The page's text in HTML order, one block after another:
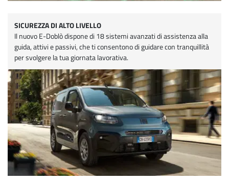
SICUREZZA DI ALTO LIVELLO
Il nuovo E-Doblò dispone di 18 sistemi avanzati di assistenza alla
guida, attivi e passivi, che ti consentono di guidare con tranquillità
per svolgere la tua giornata lavorativa.